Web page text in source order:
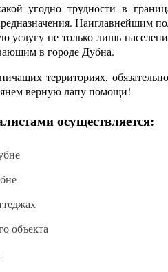
угодно трудности в
Наиглавнейшим
услугу не только лишь
в городе Дубна.
территориях,
верную лапу помощи!
осуществляется:
объекта